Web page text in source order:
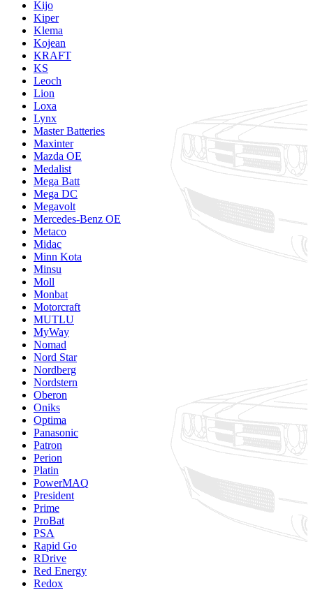
Kijo
Kiper
Klema
Kojean
KRAFT
KS
Leoch
Lion
Loxa
Lynx
Master Batteries
Maxinter
Mazda OE
Medalist
Mega Batt
Mega DC
Megavolt
Mercedes-Benz OE
Metaco
Midac
Minn Kota
Minsu
Moll
Monbat
Motorcraft
MUTLU
MyWay
Nomad
Nord Star
Nordberg
Nordstern
Oberon
Oniks
Optima
Panasonic
Patron
Perion
Platin
PowerMAQ
President
Prime
ProBat
PSA
Rapid Go
RDrive
Red Energy
Redox